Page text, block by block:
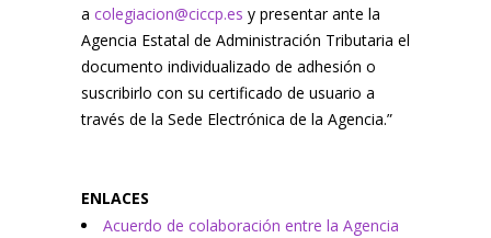
a colegiacion@ciccp.es y presentar ante la
Agencia Estatal de Administración Tributaria el
documento individualizado de adhesión o
suscribirlo con su certificado de usuario a
través de la Sede Electrónica de la Agencia.”
ENLACES
Acuerdo de colaboración entre la Agencia